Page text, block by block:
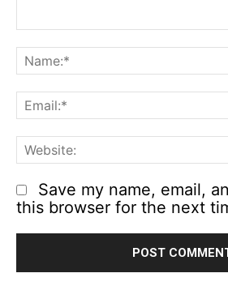
Save my name, email,
this browser for the next